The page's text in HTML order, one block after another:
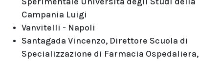
Campania Luigi
Vanvitelli - Napoli
Santagada Vincenzo, Direttore Scuola di
Specializzazione di Farmacia Ospedaliera,